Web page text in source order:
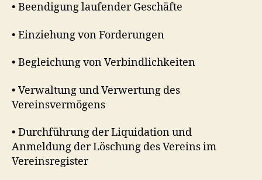
• Beendigung laufender Geschäfte
• Einziehung von Forderungen
• Begleichung von Verbindlichkeiten
• Verwaltung und Verwertung des
Vereinsvermögens
• Durchführung der Liquidation und
Anmeldung der Löschung des Vereins im
Vereinsregister